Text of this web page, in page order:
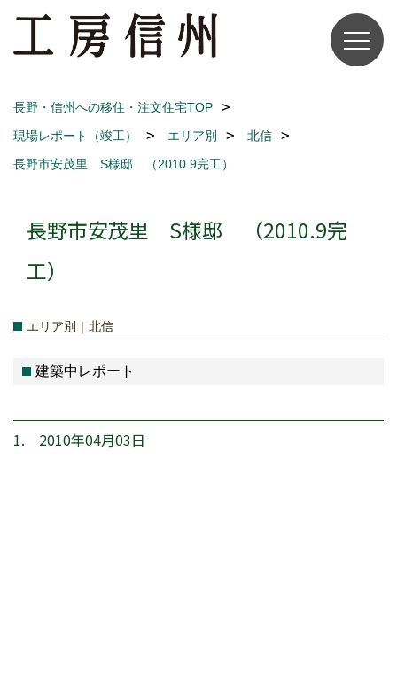
長野・信州への移住・注文住宅TOP
現場レポート（竣工）
エリア別
北信
長野市安茂里 S様邸 （2010.9完工）
長野市安茂里 S様邸 （2010.9完
工）
エリア別｜北信
建築中レポート
1. 2010年04月03日